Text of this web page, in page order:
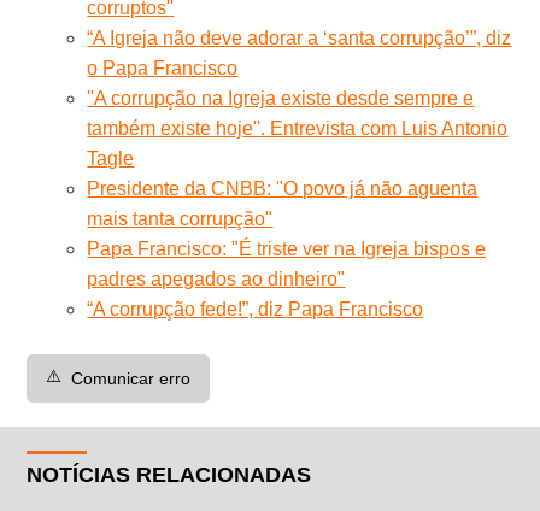
corruptos''
“A Igreja não deve adorar a ‘santa corrupção’”, diz
o Papa Francisco
''A corrupção na Igreja existe desde sempre e
também existe hoje''. Entrevista com Luis Antonio
Tagle
Presidente da CNBB: "O povo já não aguenta
mais tanta corrupção"
Papa Francisco: "É triste ver na Igreja bispos e
padres apegados ao dinheiro"
“A corrupção fede!”, diz Papa Francisco
⚠️ Comunicar erro
NOTÍCIAS RELACIONADAS